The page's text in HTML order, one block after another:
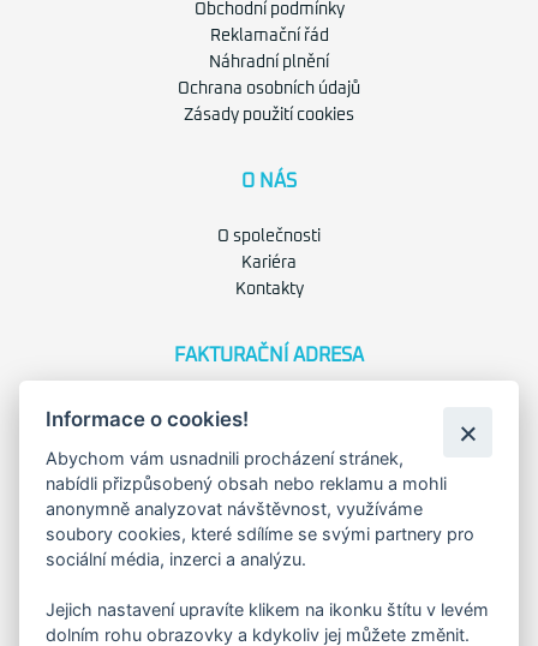
Obchodní podmínky
Reklamační řád
Náhradní plnění
Ochrana osobních údajů
Zásady použití cookies
O NÁS
O společnosti
Kariéra
Kontakty
FAKTURAČNÍ ADRESA
Družstevní 1394/12
Praha 4 - Nusle, 140 00
DIČ: CZ28404009
KORESP. ADRESA A SKLAD
Lutopecny 159 (areál bývalého ZD)
Informace o cookies!
Abychom vám usnadnili procházení stránek,
nabídli přizpůsobený obsah nebo reklamu a mohli
anonymně analyzovat návštěvnost, využíváme
soubory cookies, které sdílíme se svými partnery pro
sociální média, inzerci a analýzu.
Jejich nastavení upravíte klikem na ikonku štítu v levém
dolním rohu obrazovky a kdykoliv jej můžete změnit.